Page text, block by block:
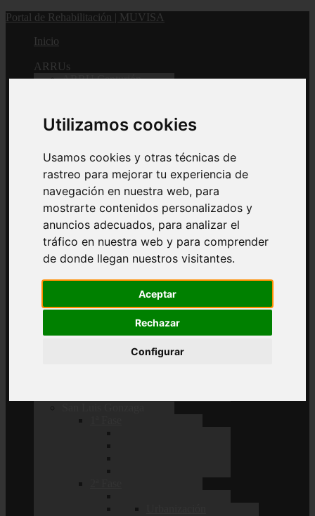
Utilizamos cookies
Usamos cookies y otras técnicas de
rastreo para mejorar tu experiencia de
navegación en nuestra web, para
mostrarte contenidos personalizados y
anuncios adecuados, para analizar el
tráfico en nuestra web y para comprender
de donde llegan nuestros visitantes.
Aceptar
Rechazar
Configurar
Portal de Rehabilitación | MUVISA
Inicio
ARRUs
ARRU Centurión
ARRU Cardonal
ARRU La Verdellada
ARRU Princesa Yballa -
La Florida
Padre Anchieta
1ª Fase